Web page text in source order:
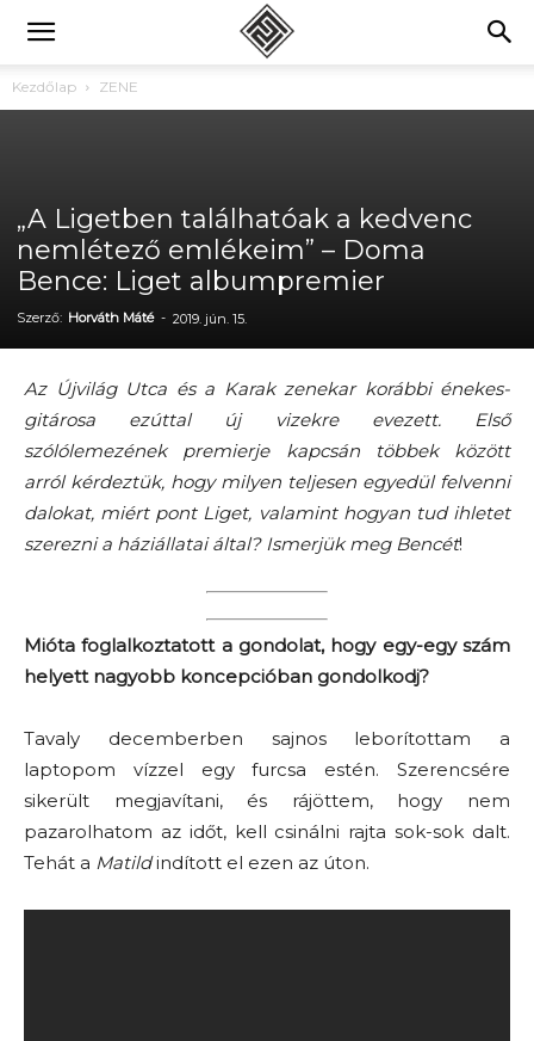
Kezdőlap ZENE
„A Ligetben találhatóak a kedvenc
nemlétező emlékeim” – Doma
Bence: Liget albumpremier
Szerző: Horváth Máté - 2019. jún. 15.
Az Újvilág Utca és a Karak zenekar korábbi énekes-
gitárosa ezúttal új vizekre evezett. Első
szólólemezének premierje kapcsán többek között
arról kérdeztük, hogy milyen teljesen egyedül felvenni
dalokat, miért pont Liget, valamint hogyan tud ihletet
szerezni a háziállatai által? Ismerjük meg Bencét!
Mióta foglalkoztatott a gondolat, hogy egy-egy szám
helyett nagyobb koncepcióban gondolkodj?
Tavaly decemberben sajnos leborítottam a
laptopom vízzel egy furcsa estén. Szerencsére
sikerült megjavítani, és rájöttem, hogy nem
pazarolhatom az időt, kell csinálni rajta sok-sok dalt.
Tehát a Matildindított el ezen az úton.